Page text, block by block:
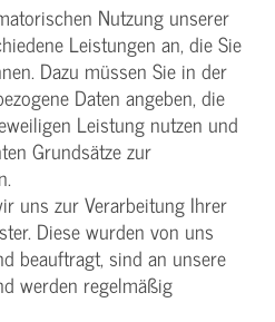
Nutzung unserer
Leistungen an, die Sie
Dazu müssen Sie in der
Daten angeben, die
Leistung nutzen und
Grundsätze zur
uns zur Verarbeitung Ihrer
Diese wurden von uns
beauftragt, sind an unsere
werden regelmäßig